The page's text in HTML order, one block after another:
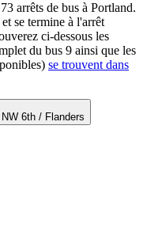
arrêts de bus à Portland.
se termine à l'arrêt
ci-dessous les
du bus 9 ainsi que les
se trouvent dans
NW 6th / Flanders